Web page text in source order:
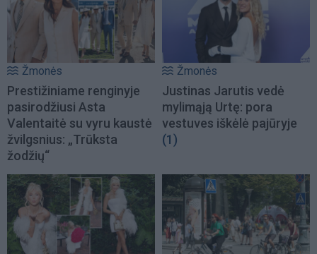
Žmonės
Prestižiniame renginyje
pasirodžiusi Asta
Valentaitė su vyru kaustė
žvilgsnius: „Trūksta
žodžių“
Žmonės
Justinas Jarutis vedė
mylimąją Urtę: pora
vestuves iškėlė pajūryje
(1)